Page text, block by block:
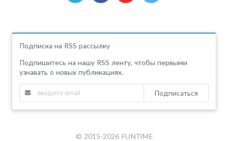
Подписка на RSS рассылку
Подпишитесь на нашу RSS ленту, чтобы первыми
узнавать о новых публикациях.
Подписаться
© 2015-2026 FUNTIME